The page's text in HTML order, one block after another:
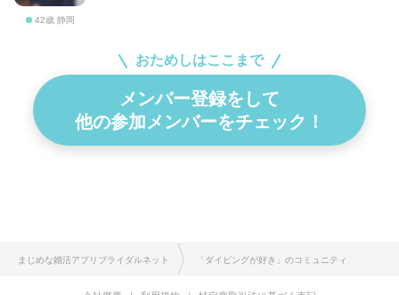
42歳 静岡
おためしはここまで
メンバー登録をして
他の参加メンバーをチェック！
まじめな婚活アプリブライダルネット 「ダイビングが好き」のコミュニティ